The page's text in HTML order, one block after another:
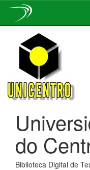
navigation
do
Biblioteca Digital de